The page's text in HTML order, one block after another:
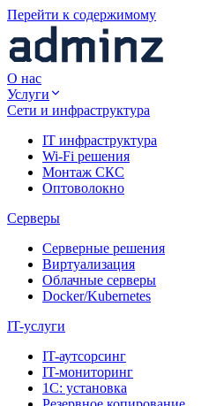
Перейти к содержимому
О нас
Услуги
Сети и инфраструктура
IT инфраструктура
Wi-Fi решения
Монтаж СКС
Оптоволокно
Серверы
Серверные решения
Виртуализация
Облачные серверы
Docker/Kubernetes
IT-услуги
IT-аутсорсинг
IT-мониторинг
1С: установка